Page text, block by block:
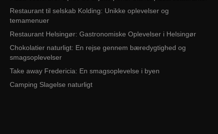
Restaurant til selskab Kolding: Unikke oplevelser og
temamenuer
Restaurant Helsingør: Gastronomiske Oplevelser i Helsingør
Chokolatier naturligt: En rejse gennem bæredygtighed og
smagsoplevelser
Take away Fredericia: En smagsoplevelse i byen
Camping Slagelse naturligt